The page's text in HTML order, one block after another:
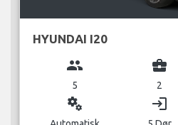
HYUNDAI I20
group
5
business_center
2
miscellaneous_services login